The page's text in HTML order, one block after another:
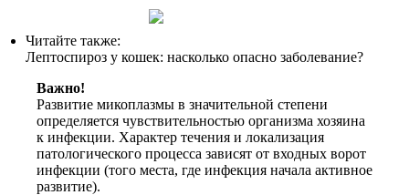
Читайте также:
Лептоспироз у кошек: насколько опасно заболевание?
Важно!
Развитие микоплазмы в значительной степени
определяется чувствительностью организма хозяина
к инфекции. Характер течения и локализация
патологического процесса зависят от входных ворот
инфекции (того места, где инфекция начала активное
развитие).